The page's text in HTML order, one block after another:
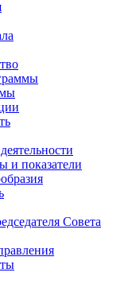
и показатели
Совета